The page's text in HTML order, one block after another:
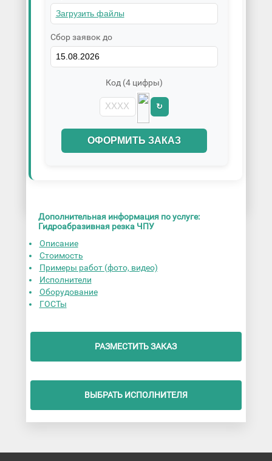
Сбор заявок до
Код (4 цифры)
↻
ОФОРМИТЬ ЗАКАЗ
Дополнительная информация по услуге:
Гидроабразивная резка ЧПУ
Описание
Стоимость
Примеры работ (фото, видео)
Исполнители
Оборудование
ГОСТы
РАЗМЕСТИТЬ ЗАКАЗ
ВЫБРАТЬ ИСПОЛНИТЕЛЯ